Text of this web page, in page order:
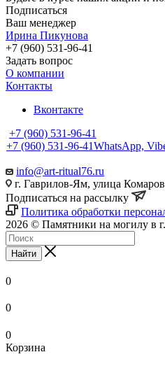
Подписаться
Ваш менеджер
Ирина Пикунова
+7 (960) 531-96-41
Задать вопрос
О компании
Контакты
Вконтакте
+7 (960) 531-96-41
+7 (960) 531-96-41WhatsApp,
info@art-ritual76.ru
г. Гаврилов-Ям, улица
Подписаться на рассылку
Политика обработки
2026 © Памятники на могилу
Найти
0
0
0
Корзина